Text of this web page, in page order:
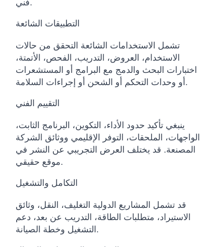
فني.
التطبيقات الشائعة
تشمل الاستخدامات الشائعة التحقق من حالات
الاستخدام، العروض، التدريب، الفحص، الأتمتة،
اختبارات البحث والدمج مع البرامج أو المستشعرات
أو وحدات التحكم أو الشحن أو إجراءات السلامة.
التقييم الفني
ينبغي تأكيد حدود الأداء، التكوين، البرنامج الثابت،
الواجهات، الملحقات، التوفر الإقليمي ووثائق الشركة
المصنعة. قد يختلف العرض التجريبي عن النشر في
موقع حقيقي.
التكامل والتشغيل
قد تشمل المشاريع الدولية التغليف، النقل، وثائق
الاستيراد، متطلبات الطاقة، التدريب عن بعد، دعم
التشغيل وخطة الصيانة.